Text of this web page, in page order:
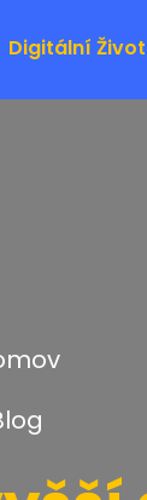
Digitální Život